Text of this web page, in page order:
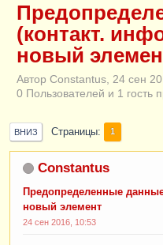
(контакт.
новый
Автор Constantus, 24 сен
0 Пользователей и 1 гость
ВНИЗ Страницы 1
Constantus
Предопределенные
новый элемент
24 сен 2016, 10:53